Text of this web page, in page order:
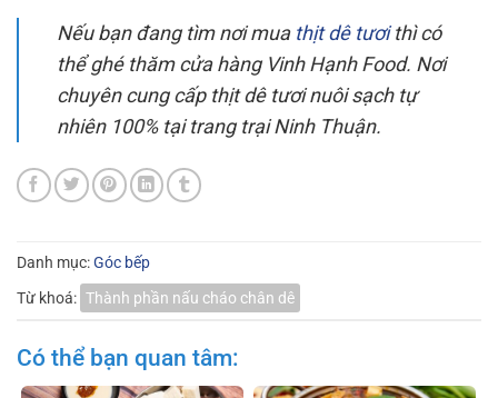
Nếu bạn đang tìm nơi mua thịt dê tươithì có
thể ghé thăm cửa hàng Vinh Hạnh Food. Nơi
chuyên cung cấp thịt dê tươi nuôi sạch tự
nhiên 100% tại trang trại Ninh Thuận.
Danh mục:Góc bếp
Từ khoá: Thành phần nấu cháo chân dê
Có thể bạn quan tâm: